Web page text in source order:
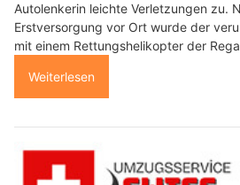
Autolenkerin leichte Verletzungen zu.
Erstversorgung vor Ort wurde der
mit einem Rettungshelikopter der
Weiterlesen